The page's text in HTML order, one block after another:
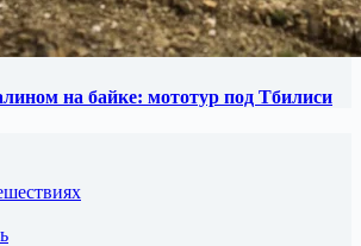
на байке: мототур под Тбилиси